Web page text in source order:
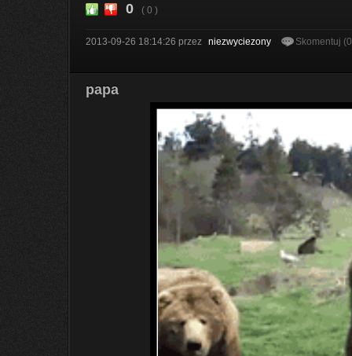
0 ( 0 )
2013-09-26 18:14:26 przez niezwyciezony Skomentuj
papa